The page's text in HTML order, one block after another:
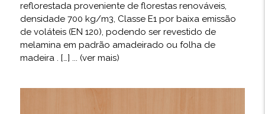
reflorestada proveniente de florestas renováveis,
densidade 700 kg/m3, Classe E1 por baixa emissão
de voláteis (EN 120), podendo ser revestido de
melamina em padrão amadeirado ou folha de
madeira . […] ... (ver mais)